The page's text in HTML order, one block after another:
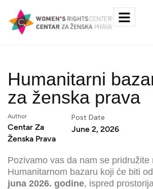
Humanitarni
za ženska prava
Author
Centar Za
Ženska Prava
Post Date
June 2, 2026
Pozivamo vas da nam se pridružite
Humanitarnom bazaru koji će biti
juna 2026. godine, ispred